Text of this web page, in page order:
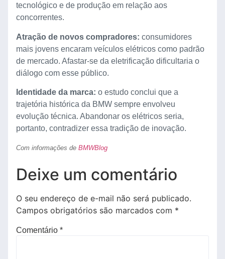
tecnológico e de produção em relação aos
concorrentes.
Atração de novos compradores: consumidores
mais jovens encaram veículos elétricos como padrão
de mercado. Afastar-se da eletrificação dificultaria o
diálogo com esse público.
Identidade da marca: o estudo conclui que a
trajetória histórica da BMW sempre envolveu
evolução técnica. Abandonar os elétricos seria,
portanto, contradizer essa tradição de inovação.
Com informações de BMWBlog
Deixe um comentário
O seu endereço de e-mail não será publicado.
Campos obrigatórios são marcados com *
Comentário *